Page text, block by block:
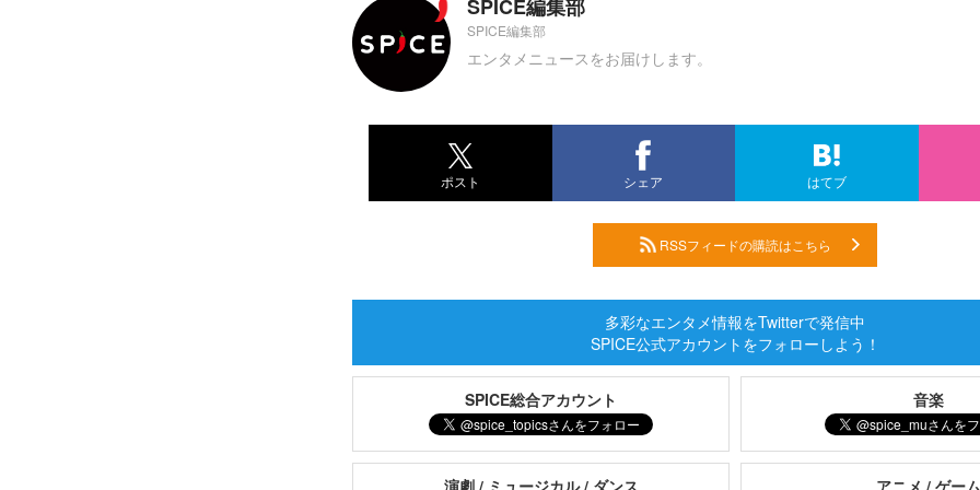
SPICE編集部
SPICE編集部
エンタメニュースをお届けします。
ポスト シェア はてブ
RSSフィードの購読はこちら
多彩なエンタメ情報をTwitterで発信中
SPICE公式アカウントをフォローしよう！
SPICE総合アカウント 音楽